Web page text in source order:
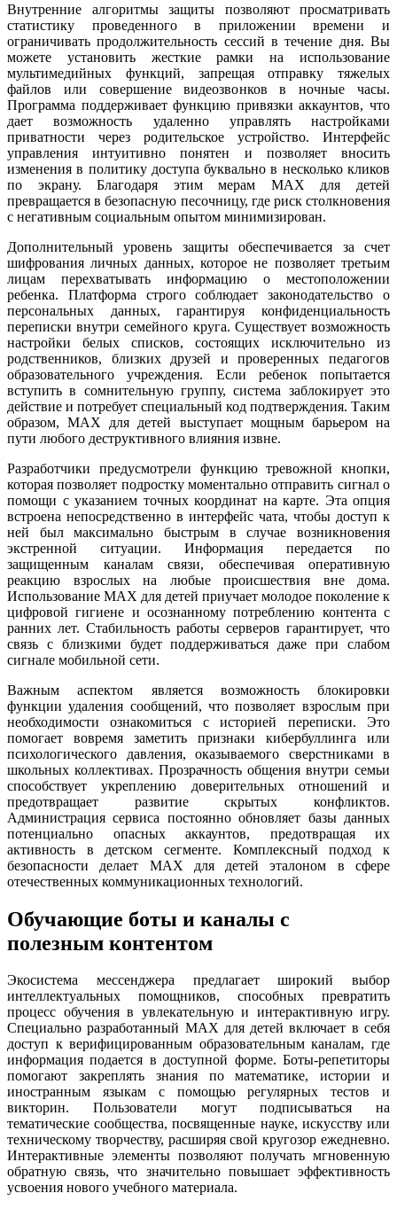
Внутренние алгоритмы защиты позволяют просматривать
статистику проведенного в приложении времени и
ограничивать продолжительность сессий в течение дня. Вы
можете установить жесткие рамки на использование
мультимедийных функций, запрещая отправку тяжелых
файлов или совершение видеозвонков в ночные часы.
Программа поддерживает функцию привязки аккаунтов, что
дает возможность удаленно управлять настройками
приватности через родительское устройство. Интерфейс
управления интуитивно понятен и позволяет вносить
изменения в политику доступа буквально в несколько кликов
по экрану. Благодаря этим мерам MAX для детей
превращается в безопасную песочницу, где риск столкновения
с негативным социальным опытом минимизирован.
Дополнительный уровень защиты обеспечивается за счет
шифрования личных данных, которое не позволяет третьим
лицам перехватывать информацию о местоположении
ребенка. Платформа строго соблюдает законодательство о
персональных данных, гарантируя конфиденциальность
переписки внутри семейного круга. Существует возможность
настройки белых списков, состоящих исключительно из
родственников, близких друзей и проверенных педагогов
образовательного учреждения. Если ребенок попытается
вступить в сомнительную группу, система заблокирует это
действие и потребует специальный код подтверждения. Таким
образом, MAX для детей выступает мощным барьером на
пути любого деструктивного влияния извне.
Разработчики предусмотрели функцию тревожной кнопки,
которая позволяет подростку моментально отправить сигнал о
помощи с указанием точных координат на карте. Эта опция
встроена непосредственно в интерфейс чата, чтобы доступ к
ней был максимально быстрым в случае возникновения
экстренной ситуации. Информация передается по
защищенным каналам связи, обеспечивая оперативную
реакцию взрослых на любые происшествия вне дома.
Использование MAX для детей приучает молодое поколение к
цифровой гигиене и осознанному потреблению контента с
ранних лет. Стабильность работы серверов гарантирует, что
связь с близкими будет поддерживаться даже при слабом
сигнале мобильной сети.
Важным аспектом является возможность блокировки
функции удаления сообщений, что позволяет взрослым при
необходимости ознакомиться с историей переписки. Это
помогает вовремя заметить признаки кибербуллинга или
психологического давления, оказываемого сверстниками в
школьных коллективах. Прозрачность общения внутри семьи
способствует укреплению доверительных отношений и
предотвращает развитие скрытых конфликтов.
Администрация сервиса постоянно обновляет базы данных
потенциально опасных аккаунтов, предотвращая их
активность в детском сегменте. Комплексный подход к
безопасности делает MAX для детей эталоном в сфере
отечественных коммуникационных технологий.
Обучающие боты и каналы с
полезным контентом
Экосистема мессенджера предлагает широкий выбор
интеллектуальных помощников, способных превратить
процесс обучения в увлекательную и интерактивную игру.
Специально разработанный MAX для детей включает в себя
доступ к верифицированным образовательным каналам, где
информация подается в доступной форме. Боты-репетиторы
помогают закреплять знания по математике, истории и
иностранным языкам с помощью регулярных тестов и
викторин. Пользователи могут подписываться на
тематические сообщества, посвященные науке, искусству или
техническому творчеству, расширяя свой кругозор ежедневно.
Интерактивные элементы позволяют получать мгновенную
обратную связь, что значительно повышает эффективность
усвоения нового учебного материала.